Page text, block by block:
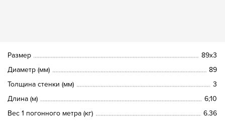
Размер
89х3
Диаметр (мм)
89
Толщина стенки (мм)
3
Длина (м)
6;10
Вес 1 погонного метра (кг)
6.36